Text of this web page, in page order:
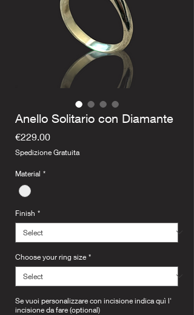
Anello Solitario con Diamante
€229.00Price
Spedizione Gratuita
Material *
Finish *
Choose your ring size *
Se vuoi personalizzare con incisione indica quì l'
incisione da fare (optional)